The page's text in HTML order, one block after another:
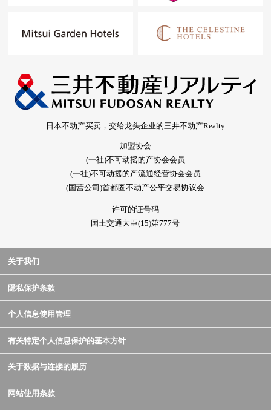
日本不动产买卖，交给龙头企业的三井不动产Realty
加盟协会
(一社)不可动摇的产协会会员
(一社)不可动摇的产流通经营协会会员
(国营公司)首都圈不动产公平交易协议会
许可的证号码
国土交通大臣(15)第777号
关于我们
隱私保护条款
个人信息使用管理
有关特定个人信息保护的基本方针
关于数据与连接的履历
网站使用条款